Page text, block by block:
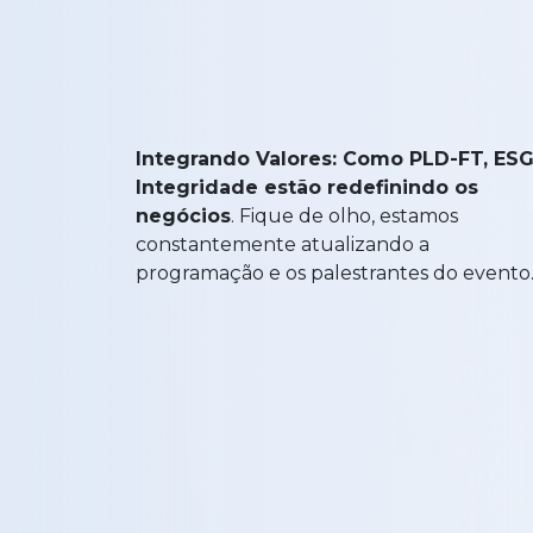
Integrando Valores: Como PLD-FT,
Integridade estão redefinindo os
negócios. Fique de olho, estamos
constantemente atualizando a
programação e os palestrantes do evento.